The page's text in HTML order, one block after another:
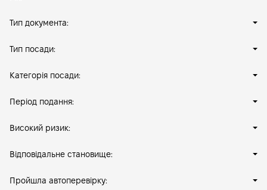
Тип документа:
Тип посади:
Категорія посади:
Період подання:
Високий ризик:
Відповідальне становище:
Пройшла автоперевірку: